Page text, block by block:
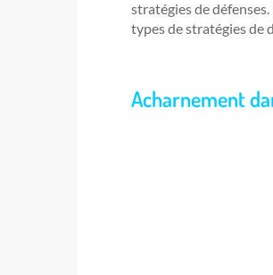
stratégies de
types de stratégies de
Acharnement